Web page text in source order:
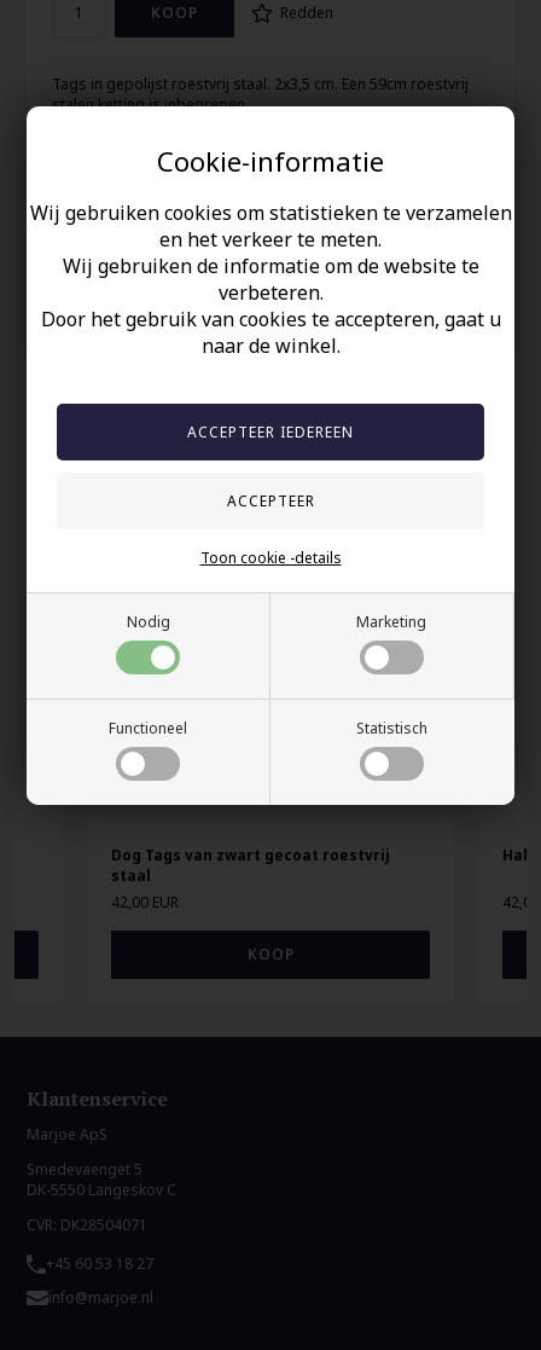
Cookie-informatie
Wij gebruiken cookies om statistieken te verzamelen
en het verkeer te meten.
Wij gebruiken de informatie om de website te
verbeteren.
Door het gebruik van cookies te accepteren, gaat u
naar de winkel.
Nodig Marketing
Functioneel Statistisch
Toon cookie -details
Redden
Tags in gepolijst roestvrij staal. 2x3,5 cm. Een 59cm roestvrij
stalen ketting is inbegrepen.
Uw veiligheid
Op Voorraad
100% nikkelvrij sieraden
60 dagen retour
Snelle bezorging
Dog Tags van zwart gecoat roestvrij
staal
42,00 EUR
Klantenservice
Marjoe ApS
Smedevaenget 5
DK-5550 Langeskov C
CVR: DK28504071
+45 60 53 18 27
info@marjoe.nl